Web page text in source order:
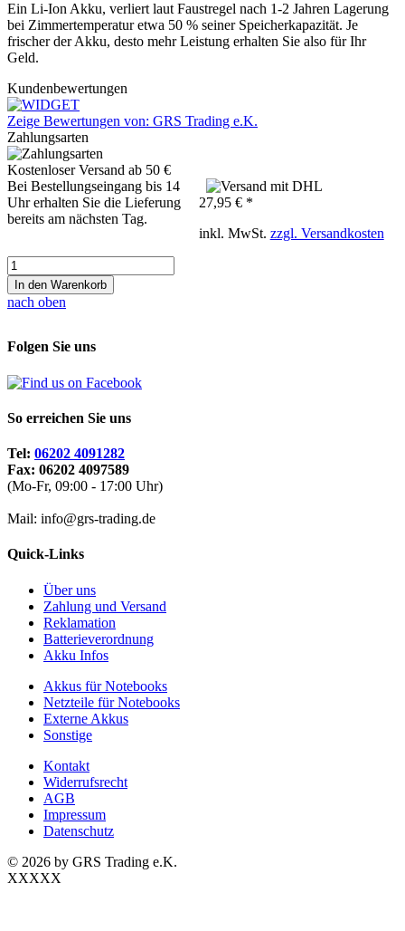
Ein Li-Ion Akku, verliert laut Faustregel nach 1-2 Jahren Lagerung
bei Zimmertemperatur etwa 50 % seiner Speicherkapazität. Je
frischer der Akku, desto mehr Leistung erhalten Sie also für Ihr
Geld.
Kundenbewertungen
Zeige Bewertungen von: GRS Trading e.K.
Zahlungsarten
Kostenloser Versand ab 50 €
Bei Bestellungseingang bis 14
Uhr erhalten Sie die Lieferung
bereits am nächsten Tag.
27,95 € *
inkl. MwSt. zzgl. Versandkosten
In den Warenkorb
nach oben
Folgen Sie uns
So erreichen Sie uns
Tel: 06202 4091282
Fax: 06202 4097589
(Mo-Fr, 09:00 - 17:00 Uhr)
Mail: info@grs-trading.de
Quick-Links
Über uns
Zahlung und Versand
Reklamation
Batterieverordnung
Akku Infos
Akkus für Notebooks
Netzteile für Notebooks
Externe Akkus
Sonstige
Kontakt
Widerrufsrecht
AGB
Impressum
Datenschutz
© 2026 by GRS Trading e.K.
XXXXX